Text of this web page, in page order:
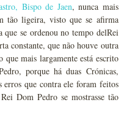
Bispo de Jaen, nunca mais
tão ligeira, visto que se afirma
que se ordenou no tempo delRei
constante, que não houve outra
que mais largamente está escrito
porque há duas Crónicas,
erros que contra ele foram feitos
Dom Pedro se mostrasse tão